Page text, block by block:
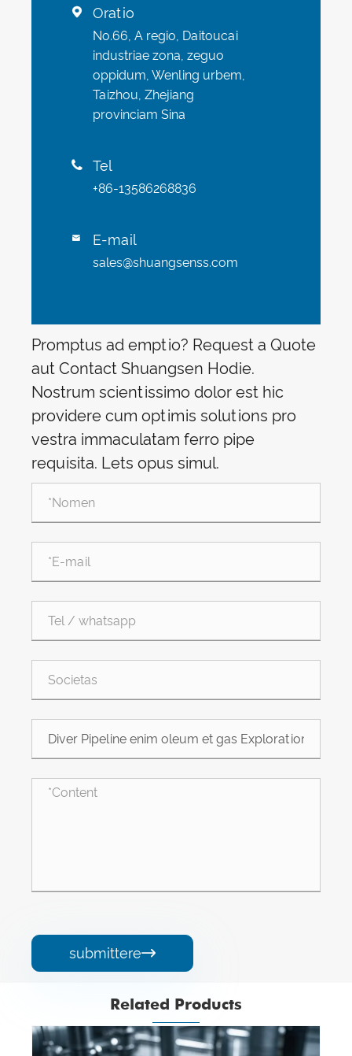
 Oratio
No.66, A regio, Daitoucai
industriae zona, zeguo
oppidum, Wenling urbem,
Taizhou, Zhejiang
provinciam Sina
 Tel
+86-13586268836
 E-mail
sales@shuangsenss.com
Promptus ad emptio? Request a Quote
aut Contact Shuangsen Hodie.
Nostrum scientissimo dolor est hic
providere cum optimis solutions pro
vestra immaculatam ferro pipe
requisita. Lets opus simul.
submittere
Related Products